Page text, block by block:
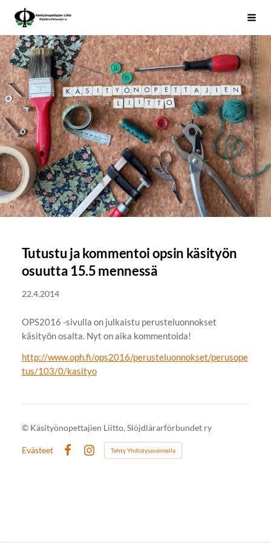
Siirry
sivun
sisältöön
Käsityönopettajien Liitto
Tutustu ja kommentoi opsin käsityön
osuutta 15.5 mennessä
22.4.2014
OPS2016 -sivulla on julkaistu perusteluonnokset
käsityön osalta. Nyt on aika kommentoida!
http://www.oph.fi/ops2016/perusteluonnokset/perusope
tus/103/0/kasityo
© Käsityönopettajien Liitto, Slöjdlärarförbundet ry
Evästeet
Instagram
Tehty Yhdistysavaimella